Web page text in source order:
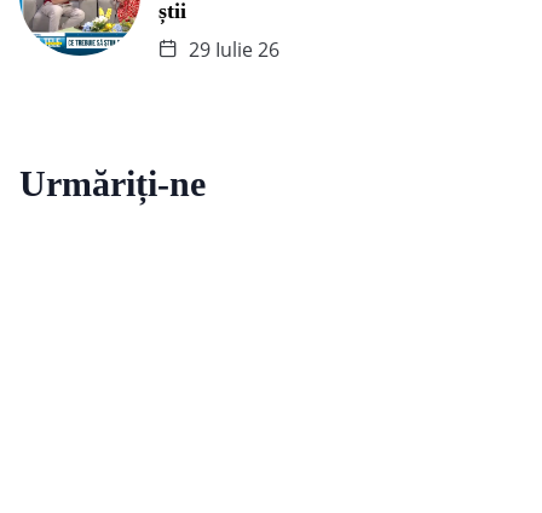
știi
29 Iulie 26
Urmăriți-ne